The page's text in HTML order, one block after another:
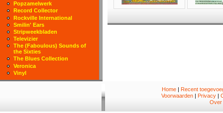
Popzamelwerk
Record Collector
Rockville International
Smilin' Ears
Stripweekbladen
Televizier
The (Faboulous) Sounds of
the Sixties
The Blues Collection
Veronica
Vinyl
Home| Recent
Voorwaarden | Privacy |
Over